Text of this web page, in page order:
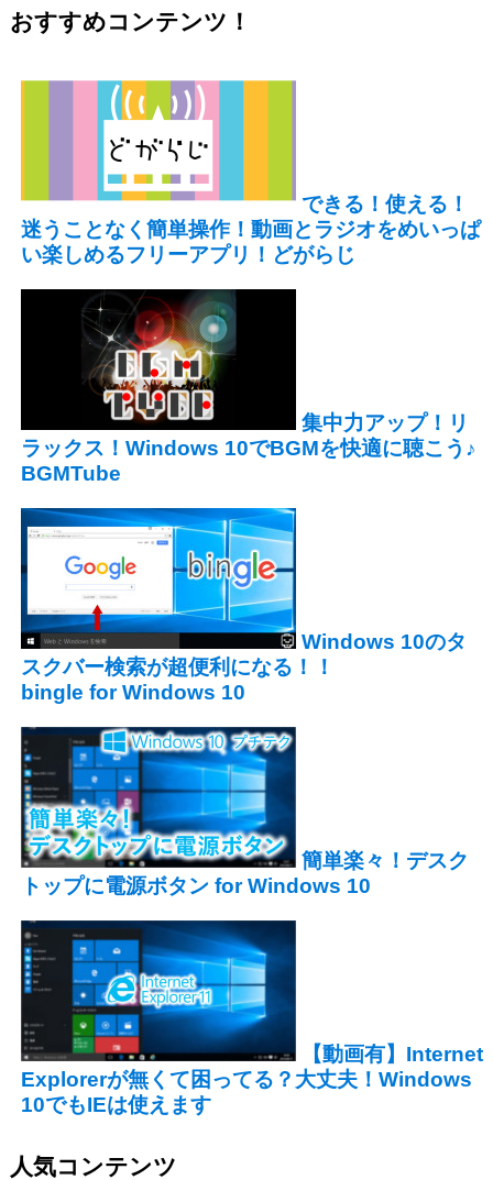
おすすめコンテンツ！
できる！使える！
迷うことなく簡単操作！動画とラジオをめいっぱ
い楽しめるフリーアプリ！どがらじ
集中力アップ！リ
ラックス！Windows 10でBGMを快適に聴こう♪
BGMTube
Windows 10のタ
スクバー検索が超便利になる！！
bingle for Windows 10
簡単楽々！デスク
トップに電源ボタン for Windows 10
【動画有】Internet
Explorerが無くて困ってる？大丈夫！Windows
10でもIEは使えます
人気コンテンツ